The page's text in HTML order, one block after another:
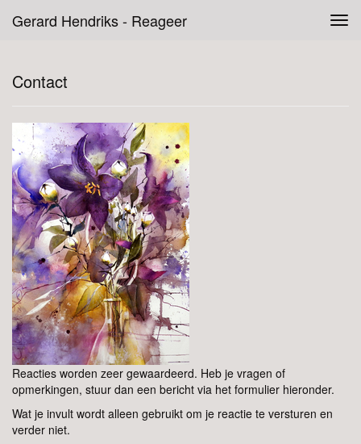
Gerard Hendriks - Reageer
Contact
Reacties worden zeer gewaardeerd. Heb je vragen of
opmerkingen, stuur dan een bericht via het formulier hieronder.
Wat je invult wordt alleen gebruikt om je reactie te versturen en
verder niet.